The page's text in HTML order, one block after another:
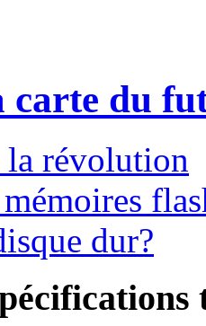
carte du
révolution
dur?